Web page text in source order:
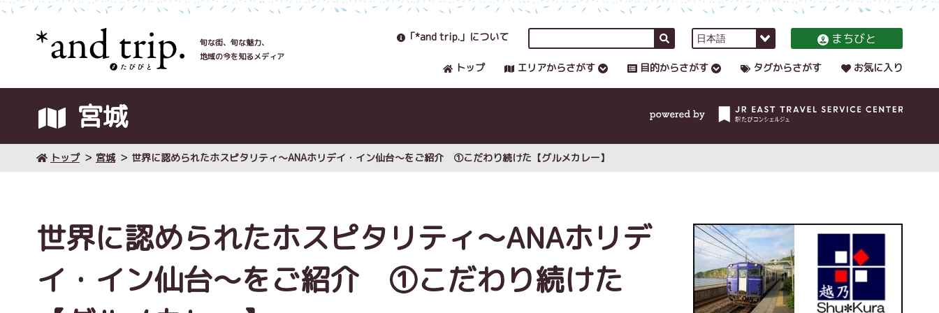
旬な街、旬な魅力、
地域の今を知るメディア
「*and trip.」について まちびと
トップ エリアからさがす 目的からさがす タグからさがす お気に入り
宮城
トップ 宮城 世界に認められたホスピタリティ～ANAホリデイ・イン仙台～をご紹介 ①こだわり続けた【グルメカレー】
世界に認められたホスピタリティ～ANAホリデ
イ・イン仙台～をご紹介 ①こだわり続けた